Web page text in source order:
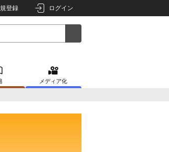
登録 ログイン
メディア化